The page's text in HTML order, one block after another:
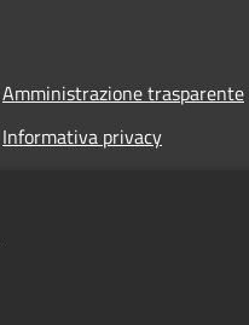
Amministrazione trasparente
Informativa privacy